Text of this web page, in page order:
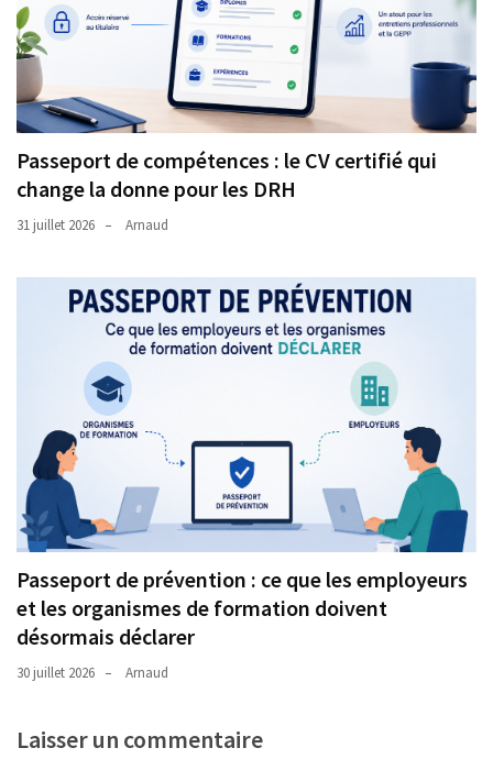
Passeport de compétences : le CV certifié qui
change la donne pour les DRH
31 juillet 2026 Arnaud
Passeport de prévention : ce que les employeurs
et les organismes de formation doivent
désormais déclarer
30 juillet 2026 Arnaud
Laisser un commentaire